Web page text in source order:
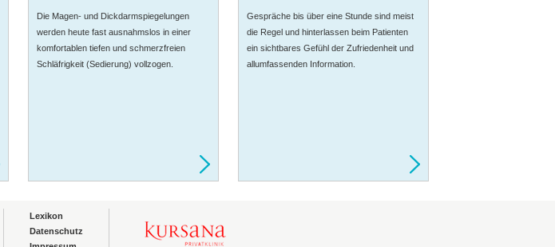
Die Magen- und Dickdarmspiegelungen
werden heute fast ausnahmslos in einer
komfortablen tiefen und schmerzfreien
Schläfrigkeit (Sedierung) vollzogen.
Gespräche bis über eine Stunde sind meist
die Regel und hinterlassen beim Patienten
ein sichtbares Gefühl der Zufriedenheit und
allumfassenden Information.
Lexikon
Datenschutz